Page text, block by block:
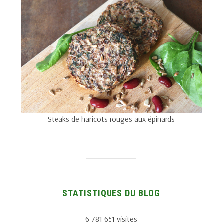
Steaks de haricots rouges aux épinards
STATISTIQUES DU BLOG
6 781 651 visites